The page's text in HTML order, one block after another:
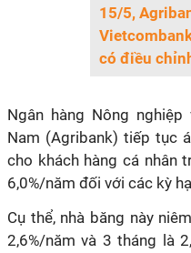
15/5,
có điều
Ngân hàng Nông
Nam (Agribank) tiếp tục
cho khách hàng cá nhân
6,0%/năm đối với các kỳ
Cụ thể, nhà băng này
2,6%/năm và 3 tháng là